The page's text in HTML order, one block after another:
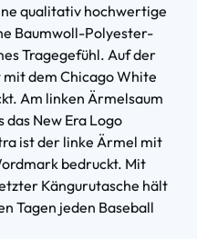
qualitativ hochwertige
Baumwoll-Polyester-
Tragegefühl. Auf der
dem Chicago White
Am linken Ärmelsaum
das New Era Logo
ist der linke Ärmel mit
bedruckt. Mit
Kängurutasche hält
Tagen jeden Baseball